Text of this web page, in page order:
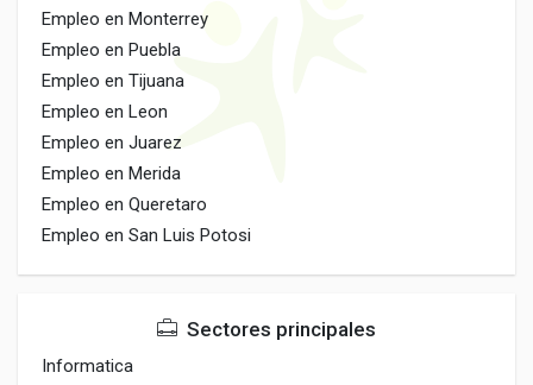
Empleo en Monterrey
Empleo en Puebla
Empleo en Tijuana
Empleo en Leon
Empleo en Juarez
Empleo en Merida
Empleo en Queretaro
Empleo en San Luis Potosi
Sectores principales
Informatica